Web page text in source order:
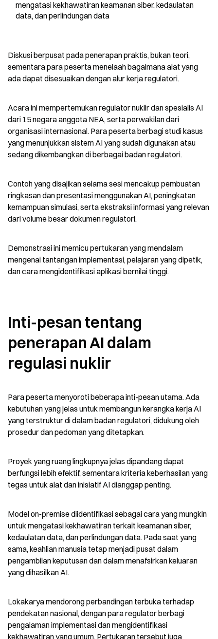
mengatasi kekhawatiran keamanan siber, kedaulatan
data, dan perlindungan data
Diskusi berpusat pada penerapan praktis, bukan teori,
sementara para peserta menelaah bagaimana alat yang
ada dapat disesuaikan dengan alur kerja regulatori.
Acara ini mempertemukan regulator nuklir dan spesialis AI
dari 15 negara anggota NEA, serta perwakilan dari
organisasi internasional. Para peserta berbagi studi kasus
yang menunjukkan sistem AI yang sudah digunakan atau
sedang dikembangkan di berbagai badan regulatori.
Contoh yang disajikan selama sesi mencakup pembuatan
ringkasan dan presentasi menggunakan AI, peningkatan
kemampuan simulasi, serta ekstraksi informasi yang relevan
dari volume besar dokumen regulatori.
Demonstrasi ini memicu pertukaran yang mendalam
mengenai tantangan implementasi, pelajaran yang dipetik,
dan cara mengidentifikasi aplikasi bernilai tinggi.
Inti-pesan tentang
penerapan AI dalam
regulasi nuklir
Para peserta menyoroti beberapa inti-pesan utama. Ada
kebutuhan yang jelas untuk membangun kerangka kerja AI
yang terstruktur di dalam badan regulatori, didukung oleh
prosedur dan pedoman yang ditetapkan.
Proyek yang ruang lingkupnya jelas dipandang dapat
berfungsi lebih efektif, sementara kriteria keberhasilan yang
tegas untuk alat dan inisiatif AI dianggap penting.
Model on-premise diidentifikasi sebagai cara yang mungkin
untuk mengatasi kekhawatiran terkait keamanan siber,
kedaulatan data, dan perlindungan data. Pada saat yang
sama, keahlian manusia tetap menjadi pusat dalam
pengambilan keputusan dan dalam menafsirkan keluaran
yang dihasilkan AI.
Lokakarya mendorong perbandingan terbuka terhadap
pendekatan nasional, dengan para regulator berbagi
pengalaman implementasi dan mengidentifikasi
kekhawatiran yang umum. Pertukaran tersebut juga